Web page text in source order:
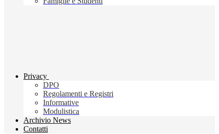
Privacy
DPO
Regolamenti e Registri
Informative
Modulistica
Archivio News
Contatti